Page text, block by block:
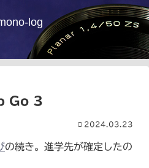
log
Go 3
2024.03.23
の続き。進学先が確定したの